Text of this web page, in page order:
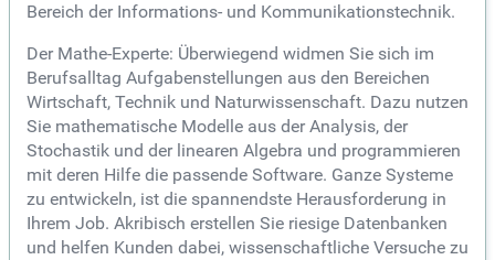
Bereich der Informations- und Kommunikationstechnik.
Der Mathe-Experte: Überwiegend widmen Sie sich im
Berufsalltag Aufgabenstellungen aus den Bereichen
Wirtschaft, Technik und Naturwissenschaft. Dazu nutzen
Sie mathematische Modelle aus der Analysis, der
Stochastik und der linearen Algebra und programmieren
mit deren Hilfe die passende Software. Ganze Systeme
zu entwickeln, ist die spannendste Herausforderung in
Ihrem Job. Akribisch erstellen Sie riesige Datenbanken
und helfen Kunden dabei, wissenschaftliche Versuche zu